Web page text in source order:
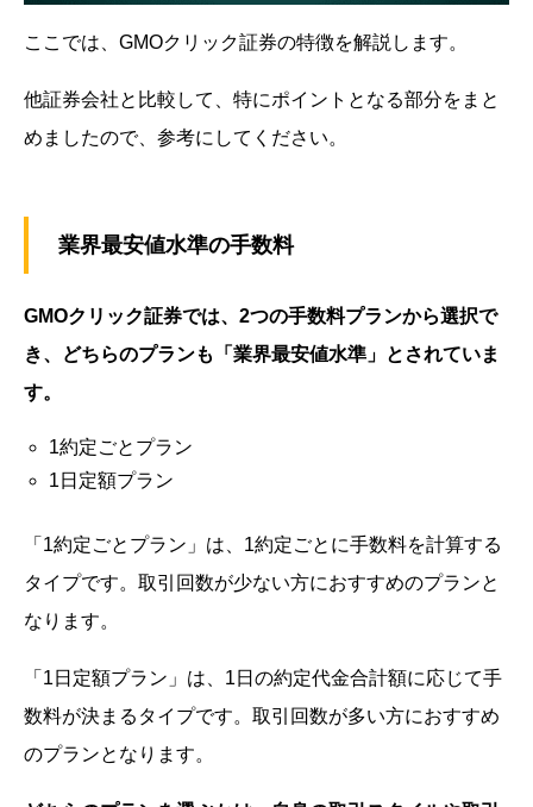
ここでは、GMOクリック証券の特徴を解説します。
他証券会社と比較して、特にポイントとなる部分をまと
めましたので、参考にしてください。
業界最安値水準の手数料
GMOクリック証券では、2つの手数料プランから選択で
き、どちらのプランも「業界最安値水準」とされていま
す。
1約定ごとプラン
1日定額プラン
「1約定ごとプラン」は、1約定ごとに手数料を計算する
タイプです。 取引回数が少ない方におすすめのプランと
なります。
「1日定額プラン」は、1日の約定代金合計額に応じて手
数料が決まるタイプです。 取引回数が多い方におすすめ
のプランとなります。